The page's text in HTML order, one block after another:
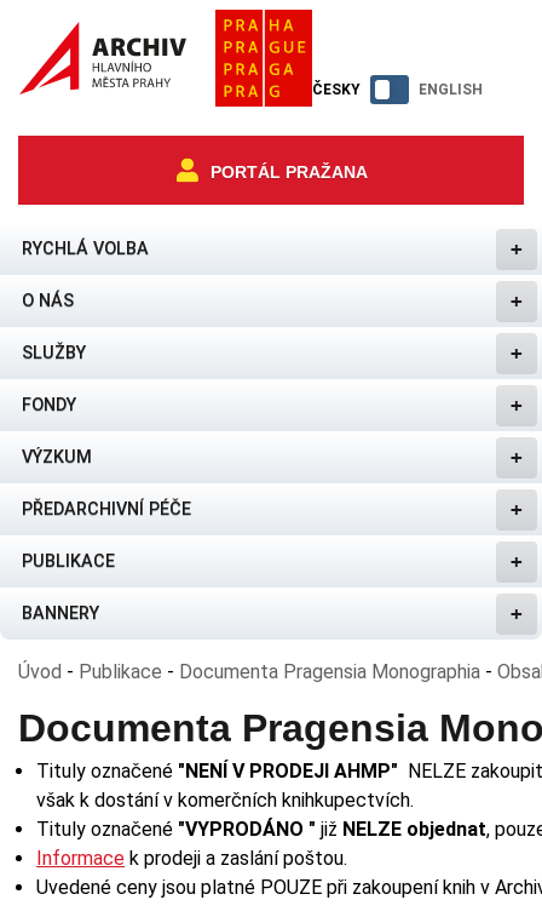
ČESKY ENGLISH
PORTÁL PRAŽANA
RYCHLÁ VOLBA
O NÁS
SLUŽBY
FONDY
VÝZKUM
PŘEDARCHIVNÍ PÉČE
PUBLIKACE
BANNERY
Úvod - Publikace - Documenta Pragensia Monographia -
Documenta Pragensia
Tituly označené "NENÍ V PRODEJI AHMP" NELZE
však k dostání v komerčních knihkupectvích.
Tituly označené "VYPRODÁNO " již NELZE objednat,
Informace k prodeji a zaslání poštou.
Uvedené ceny jsou platné POUZE při zakoupení knih v